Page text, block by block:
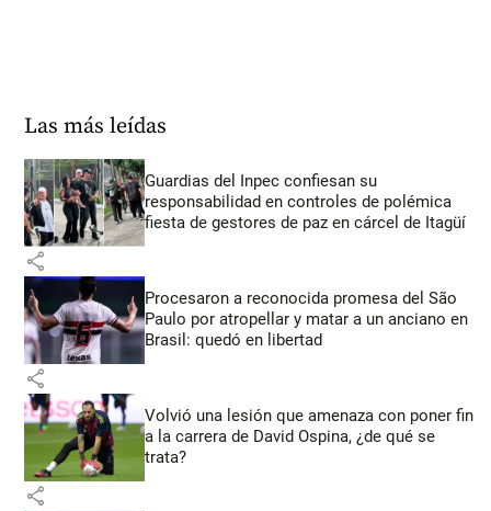
Las más leídas
Guardias del Inpec confiesan su
responsabilidad en controles de polémica
fiesta de gestores de paz en cárcel de Itagüí
share
Procesaron a reconocida promesa del São
Paulo por atropellar y matar a un anciano en
Brasil: quedó en libertad
share
Volvió una lesión que amenaza con poner fin
a la carrera de David Ospina, ¿de qué se
trata?
share